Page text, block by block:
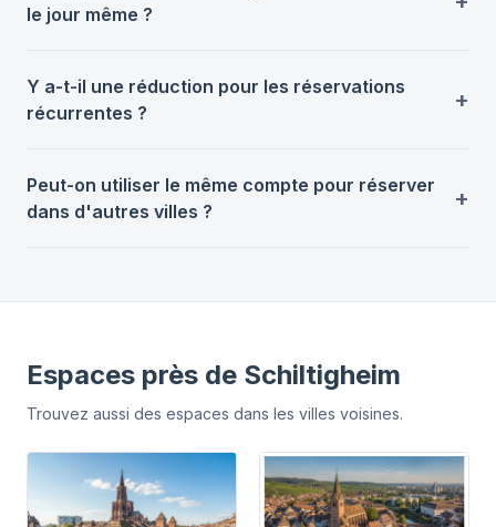
le jour même ?
Y a-t-il une réduction pour les réservations
récurrentes ?
Peut-on utiliser le même compte pour réserver
dans d'autres villes ?
Espaces près de Schiltigheim
Trouvez aussi des espaces dans les villes voisines.